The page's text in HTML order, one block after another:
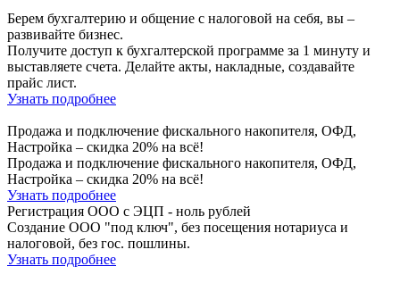
Берем бухгалтерию и общение с налоговой на себя, вы –
развивайте бизнес.
Получите доступ к бухгалтерской программе за 1 минуту и
выставляете счета. Делайте акты, накладные, создавайте
прайс лист.
Узнать подробнее
Продажа и подключение фискального накопителя, ОФД,
Настройка – скидка 20% на всё!
Продажа и подключение фискального накопителя, ОФД,
Настройка – скидка 20% на всё!
Узнать подробнее
Регистрация ООО с ЭЦП - ноль рублей
Создание ООО "под ключ", без посещения нотариуса и
налоговой, без гос. пошлины.
Узнать подробнее